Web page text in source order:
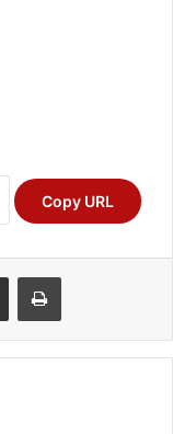
Copy URL
Share via Email Print